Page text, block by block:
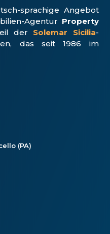
sprachige Angebot
Agentur Property
der Solemar Sicilia-
das seit 1986 im
(PA)